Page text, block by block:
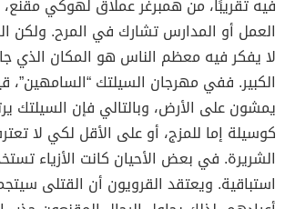
فيه تقريبًا، من همبرغر عملاق لهوكي
العمل أو المدارس تشارك في المرح. ولكن
لا يفكر فيه معظم الناس هو المكان الذي
الكبير. ففي مهرجان السيلتك “السامهين”،
يمشون على الأرض، وبالتالي فإن السيلتك
كوسيلة إما للمزج، أو على الأقل لكي لا
الشريرة. في بعض الأحيان كانت الأزياء
استباقية. ويعتقد القرويون أن القتلى